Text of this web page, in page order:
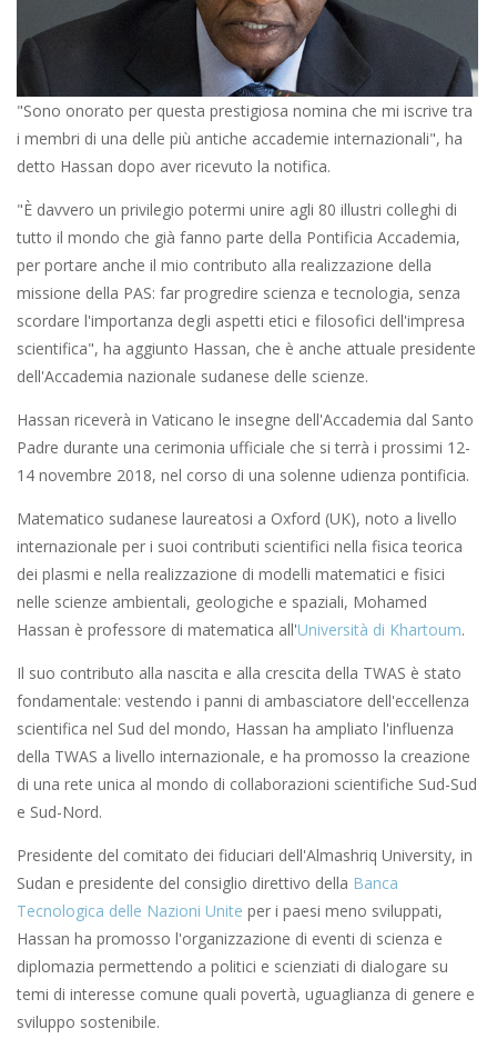
"Sono onorato per questa prestigiosa nomina che mi iscrive tra
i membri di una delle più antiche accademie internazionali", ha
detto Hassan dopo aver ricevuto la notifica.
"È davvero un privilegio potermi unire agli 80 illustri colleghi di
tutto il mondo che già fanno parte della Pontificia Accademia,
per portare anche il mio contributo alla realizzazione della
missione della PAS: far progredire scienza e tecnologia, senza
scordare l'importanza degli aspetti etici e filosofici dell'impresa
scientifica", ha aggiunto Hassan, che è anche attuale presidente
dell'Accademia nazionale sudanese delle scienze.
Hassan riceverà in Vaticano le insegne dell'Accademia dal Santo
Padre durante una cerimonia ufficiale che si terrà i prossimi 12-
14 novembre 2018, nel corso di una solenne udienza pontificia.
Matematico sudanese laureatosi a Oxford (UK), noto a livello
internazionale per i suoi contributi scientifici nella fisica teorica
dei plasmi e nella realizzazione di modelli matematici e fisici
nelle scienze ambientali, geologiche e spaziali, Mohamed
Hassan è professore di matematica all'Università di Khartoum.
Il suo contributo alla nascita e alla crescita della TWAS è stato
fondamentale: vestendo i panni di ambasciatore dell'eccellenza
scientifica nel Sud del mondo, Hassan ha ampliato l'influenza
della TWAS a livello internazionale, e ha promosso la creazione
di una rete unica al mondo di collaborazioni scientifiche Sud-Sud
e Sud-Nord.
Presidente del comitato dei fiduciari dell'Almashriq University, in
Sudan e presidente del consiglio direttivo della Banca
Tecnologica delle Nazioni Unite per i paesi meno sviluppati,
Hassan ha promosso l'organizzazione di eventi di scienza e
diplomazia permettendo a politici e scienziati di dialogare su
temi di interesse comune quali povertà, uguaglianza di genere e
sviluppo sostenibile.